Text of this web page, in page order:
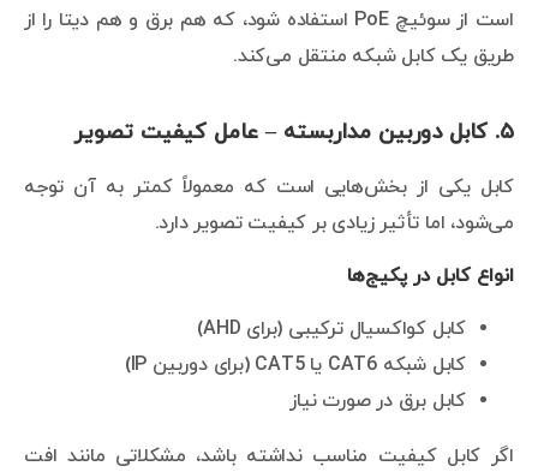
است از سوئیچ PoE استفاده شود، که هم برق و هم دیتا را از
طریق یک کابل شبکه منتقل می‌کند.
۵. کابل دوربین مداربسته – عامل کیفیت تصویر
کابل یکی از بخش‌هایی است که معمولاً کمتر به آن توجه
می‌شود، اما تأثیر زیادی بر کیفیت تصویر دارد.
انواع کابل در پکیج‌ها
کابل کواکسیال ترکیبی (برای AHD)
کابل شبکه CAT6 یا CAT5 (برای دوربین IP)
کابل برق در صورت نیاز
اگر کابل کیفیت مناسب نداشته باشد، مشکلاتی مانند افت